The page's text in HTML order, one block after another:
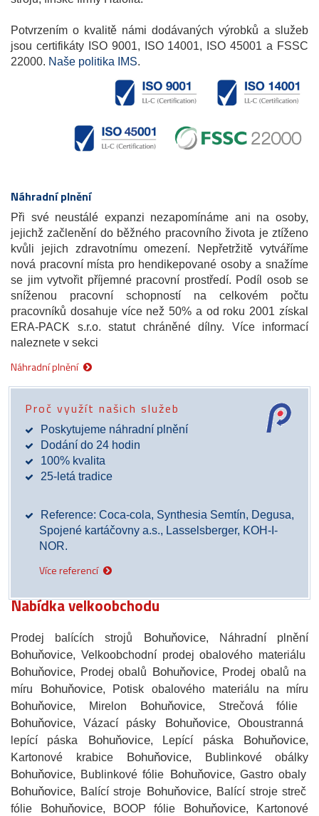
Potvrzením o kvalitě námi dodávaných výrobků a služeb
jsou certifikáty ISO 9001, ISO 14001, ISO 45001 a FSSC
22000. Naše politika IMS.
Náhradní plnění
Při své neustálé expanzi nezapomínáme ani na osoby,
jejichž začlenění do běžného pracovního života je ztíženo
kvůli jejich zdravotnímu omezení. Nepřetržitě vytváříme
nová pracovní místa pro hendikepované osoby a snažíme
se jim vytvořit příjemné pracovní prostředí. Podíl osob se
sníženou pracovní schopností na celkovém počtu
pracovníků dosahuje více než 50% a od roku 2001 získal
ERA-PACK s.r.o. statut chráněné dílny. Více informací
naleznete v sekci
Náhradní plnění
Proč využít našich služeb
Poskytujeme náhradní plnění
Dodání do 24 hodin
100% kvalita
25-letá tradice
Reference: Coca-cola, Synthesia Semtín, Degusa,
Spojené kartáčovny a.s., Lasselsberger, KOH-I-
NOR.
Více referencí
Nabídka velkoobchodu
Prodej balících strojů Bohuňovice, Náhradní plnění
Bohuňovice, Velkoobchodní prodej obalového materiálu
Bohuňovice, Prodej obalů Bohuňovice, Prodej obalů na
míru
Bohuňovice, Potisk obalového materiálu na míru
Bohuňovice, Mirelon Bohuňovice, Strečová fólie
Bohuňovice, Vázací pásky Bohuňovice, Oboustranná
lepící páska
Bohuňovice, Lepící páskaBohuňovice,
Kartonové krabiceBohuňovice, Bublinkové obálky
Bohuňovice, Bublinkové fólie Bohuňovice, Gastro obaly
Bohuňovice, Balící stroje Bohuňovice, Balící stroje streč
fólie Bohuňovice, BOOP fólie Bohuňovice, Kartonové